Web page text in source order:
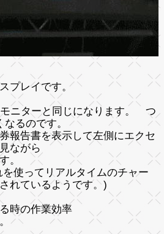
プレイです。
ニターと同じになります。 つ
るのです。
報告書を表示して左側にエクセ
ながら
。
使ってリアルタイムのチャー
れているようです。)
時の作業効率